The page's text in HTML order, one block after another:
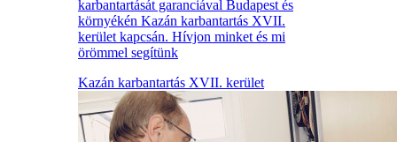
karbantartását garanciával Budapest és
környékén Kazán karbantartás XVII.
kerület kapcsán. Hívjon minket és mi
örömmel segítünk
Kazán karbantartás XVII. kerület